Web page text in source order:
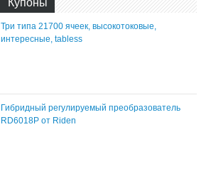
Три типа 21700 ячеек, высокотоковые,
интересные, tabless
Гибридный регулируемый преобразователь
RD6018P от Riden